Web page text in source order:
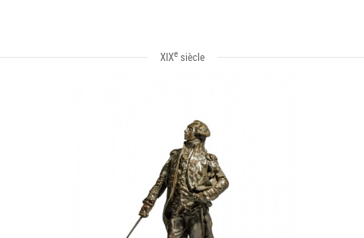
XIXesiècle